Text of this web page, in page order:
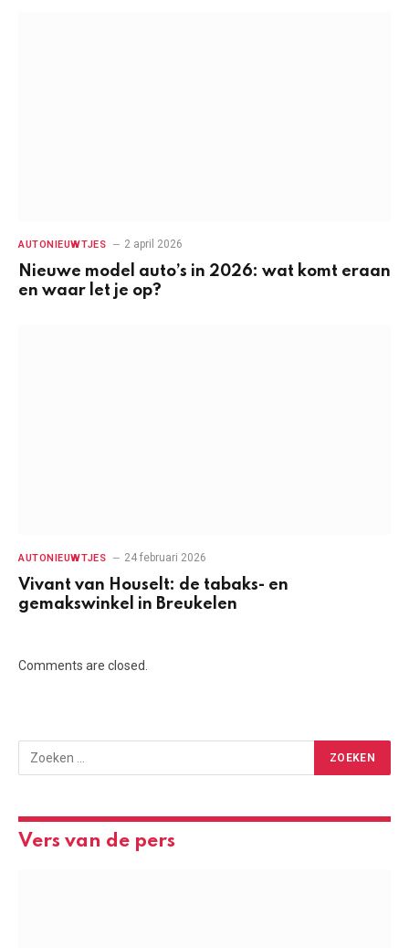
AUTONIEUWTJES 2 april 2026
Nieuwe model auto’s in 2026: wat komt eraan
en waar let je op?
AUTONIEUWTJES 24 februari 2026
Vivant van Houselt: de tabaks- en
gemakswinkel in Breukelen
Comments are closed.
Vers van de pers